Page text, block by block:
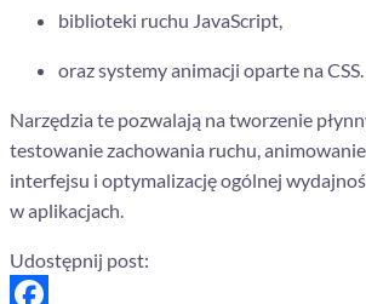
biblioteki ruchu JavaScript,
oraz systemy animacji oparte na CSS.
Narzędzia te pozwalają na tworzenie
testowanie zachowania ruchu,
interfejsu i optymalizację ogólnej
w aplikacjach.
Udostępnij post: